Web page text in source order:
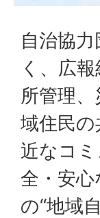
自治協
く、広
所管理
域住民
近なコ
全・安
の“地域